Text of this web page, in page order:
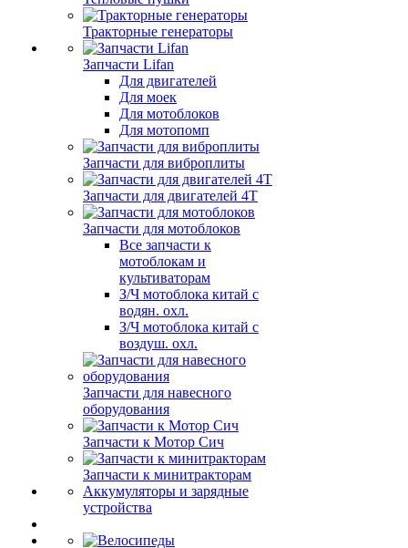
Тракторные генераторы
Запчасти Lifan
Для двигателей
Для моек
Для мотоблоков
Для мотопомп
Запчасти для виброплиты
Запчасти для двигателей 4Т
Запчасти для мотоблоков
Все запчасти к
мотоблокам и
культиваторам
З/Ч мотоблока китай с
водян. охл.
З/Ч мотоблока китай с
воздуш. охл.
Запчасти для навесного
оборудования
Запчасти к Мотор Сич
Запчасти к минитракторам
Аккумуляторы и зарядные
устройства